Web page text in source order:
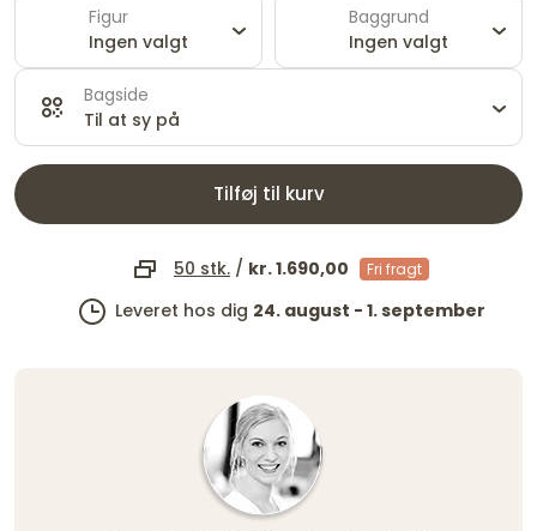
Figur
Ingen valgt
Baggrund
Ingen valgt
Bagside
Til at sy på
Tilføj til kurv
50 stk. / kr. 1.690,00 Fri fragt
Leveret hos dig 24. august - 1. september